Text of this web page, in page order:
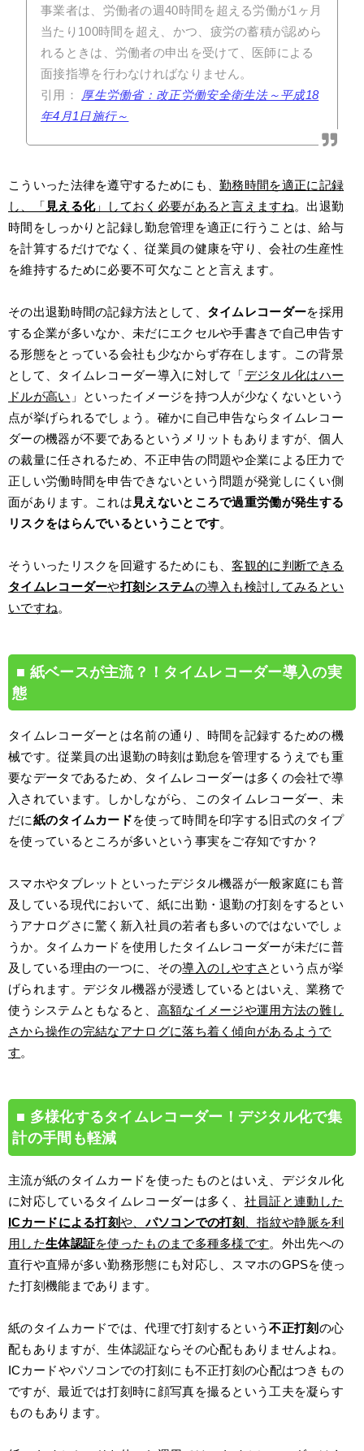
事業者は、労働者の週40時間を超える労働が1ヶ月
当たり100時間を超え、かつ、疲労の蓄積が認めら
れるときは、労働者の申出を受けて、医師による
面接指導を行わなければなりません。
引用：
厚生労働省：改正労働安全衛生法～平成18
年4月1日施行～
こういった法律を遵守するためにも、勤務時間を適正に記録
し、「 見える化」しておく必要があると言えますね。出退勤
時間をしっかりと記録し勤怠管理を適正に行うことは、給与
を計算するだけでなく、従業員の健康を守り、会社の生産性
を維持するために必要不可欠なことと言えます。
その出退勤時間の記録方法として、 タイムレコーダーを採用
する企業が多いなか、未だにエクセルや手書きで自己申告す
る形態をとっている会社も少なからず存在します。この背景
として、タイムレコーダー導入に対して「デジタル化はハー
ドルが高い 」といったイメージを持つ人が少なくないという
点が挙げられるでしょう。確かに自己申告ならタイムレコー
ダーの機器が不要であるというメリットもありますが、個人
の裁量に任されるため、不正申告の問題や企業による圧力で
正しい労働時間を申告できないという問題が発覚しにくい側
面があります。これは 見えないところで過重労働が発生する
リスクをはらんでいるということです。
そういったリスクを回避するためにも、客観的に判断できる
タイムレコーダーや打刻システムの導入も検討してみるとい
いですね。
紙ベースが主流？！タイムレコーダー導入の実
態
タイムレコーダーとは名前の通り、時間を記録するための機
械です。従業員の出退勤の時刻は勤怠を管理するうえでも重
要なデータであるため、タイムレコーダーは多くの会社で導
入されています。しかしながら、このタイムレコーダー、未
だに紙のタイムカードを使って時間を印字する旧式のタイプ
を使っているところが多いという事実をご存知ですか？
スマホやタブレットといったデジタル機器が一般家庭にも普
及している現代において、紙に出勤・退勤の打刻をするとい
うアナログさに驚く新入社員の若者も多いのではないでしょ
うか。タイムカードを使用したタイムレコーダーが未だに普
及している理由の一つに、その導入のしやすさ という点が挙
げられます。デジタル機器が浸透しているとはいえ、業務で
使うシステムともなると、 高額なイメージや運用方法の難し
さから操作の完結なアナログに落ち着く傾向があるようで
す。
多様化するタイムレコーダー！デジタル化で集
計の手間も軽減
主流が紙のタイムカードを使ったものとはいえ、デジタル化
に対応しているタイムレコーダーは多く、 社員証と連動した
ICカードによる打刻や、パソコンでの打刻
、指紋や静脈を利
用した生体認証を使ったものまで多種多様です。外出先への
直行や直帰が多い勤務形態にも対応し、スマホのGPSを使っ
た打刻機能まであります。
紙のタイムカードでは、代理で打刻するという不正打刻 の心
配もありますが、生体認証ならその心配もありませんよね。
ICカードやパソコンでの打刻にも不正打刻の心配はつきもの
ですが、最近では打刻時に顔写真を撮るという工夫を凝らす
ものもあります。